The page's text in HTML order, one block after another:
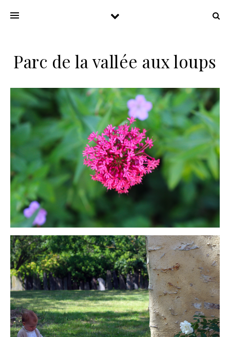
Parc de la vallée aux loups